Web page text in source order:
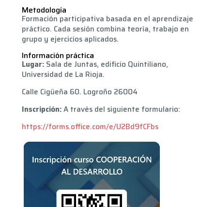
Metodología
Formación participativa basada en el aprendizaje
práctico. Cada sesión combina teoría, trabajo en
grupo y ejercicios aplicados.
Información práctica
Lugar:Sala de Juntas, edificio Quintiliano,
Universidad de La Rioja.
Calle Cigüeña 60. Logroño 26004
Inscripción:A través del siguiente formulario:
https://forms.office.com/e/U2Bd9fCFbs